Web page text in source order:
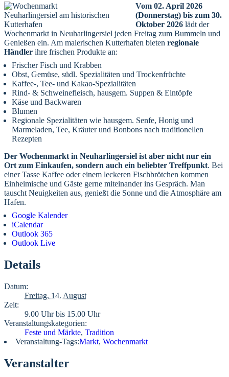
Vom 02. April 2026
(Donnerstag) bis zum 30.
Oktober 2026 lädt der
Wochenmarkt in Neuharlingersiel jeden Freitag zum Bummeln und
Genießen ein. Am malerischen Kutterhafen bieten regionale
Händler ihre frischen Produkte an:
Frischer Fisch und Krabben
Obst, Gemüse, südl. Spezialitäten und Trockenfrüchte
Kaffee-, Tee- und Kakao-Spezialitäten
Rind- & Schweinefleisch, hausgem. Suppen & Eintöpfe
Käse und Backwaren
Blumen
Regionale Spezialitäten wie hausgem. Senfe, Honig und
Marmeladen, Tee, Kräuter und Bonbons nach traditionellen
Rezepten
Der Wochenmarkt in Neuharlingersiel ist aber nicht nur ein
Ort zum Einkaufen, sondern auch ein beliebter Treffpunkt. Bei
einer Tasse Kaffee oder einem leckeren Fischbrötchen kommen
Einheimische und Gäste gerne miteinander ins Gespräch. Man
tauscht Neuigkeiten aus, genießt die Sonne und die Atmosphäre am
Hafen.
Google Kalender
iCalendar
Outlook 365
Outlook Live
Details
Datum:
Freitag, 14. August
Zeit:
9.00 Uhr bis 15.00 Uhr
Veranstaltungskategorien:
Feste und Märkte, Tradition
Veranstaltung-Tags:Markt, Wochenmarkt
Veranstalter